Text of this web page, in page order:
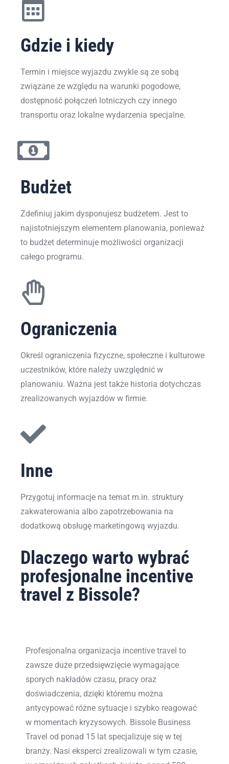
Gdzie i kiedy
Termin i miejsce wyjazdu zwykle są ze sobą
związane ze względu na warunki pogodowe,
dostępność połączeń lotniczych czy innego
transportu oraz lokalne wydarzenia specjalne.
Budżet
Zdefiniuj jakim dysponujesz budżetem. Jest to
najistotniejszym elementem planowania, ponieważ
to budżet determinuje możliwości organizacji
całego programu.
Ograniczenia
Określ ograniczenia fizyczne, społeczne i kulturowe
uczestników, które należy uwzględnić w
planowaniu. Ważna jest także historia dotychczas
zrealizowanych wyjazdów w firmie.
Inne
Przygotuj informacje na temat m.in. struktury
zakwaterowania albo zapotrzebowania na
dodatkową obsługę marketingową wyjazdu.
Dlaczego warto wybrać
profesjonalne incentive
travel z Bissole?
Profesjonalna organizacja incentive travel to
zawsze duże przedsięwzięcie wymagające
sporych nakładów czasu, pracy oraz
doświadczenia, dzięki któremu można
antycypować różne sytuacje i szybko reagować
w momentach kryzysowych. Bissole Business
Travel od ponad 15 lat specjalizuje się w tej
branży. Nasi eksperci zrealizowali w tym czasie,